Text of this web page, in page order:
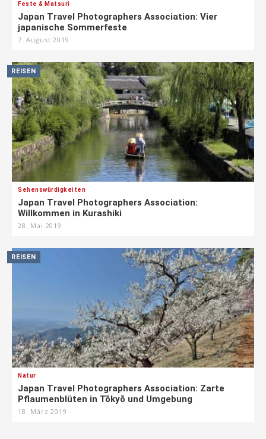
Feste & Matsuri
Japan Travel Photographers Association: Vier
japanische Sommerfeste
7. August 2019
REISEN
Sehenswürdigkeiten
Japan Travel Photographers Association:
Willkommen in Kurashiki
28. Mai 2019
REISEN
Natur
Japan Travel Photographers Association: Zarte
Pflaumenblüten in Tōkyō und Umgebung
18. März 2019